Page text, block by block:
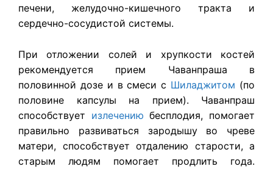
печени, желудочно-кишечного тракта и
сердечно-сосудистой системы.
При отложении солей и хрупкости костей
рекомендуется прием Чаванпраша в
половинной дозе и в смеси с Шиладжитом (по
половине капсулы на прием). Чаванпраш
способствует излечению бесплодия, помогает
правильно развиваться зародышу во чреве
матери, способствует отдалению старости, а
старым людям помогает продлить года.